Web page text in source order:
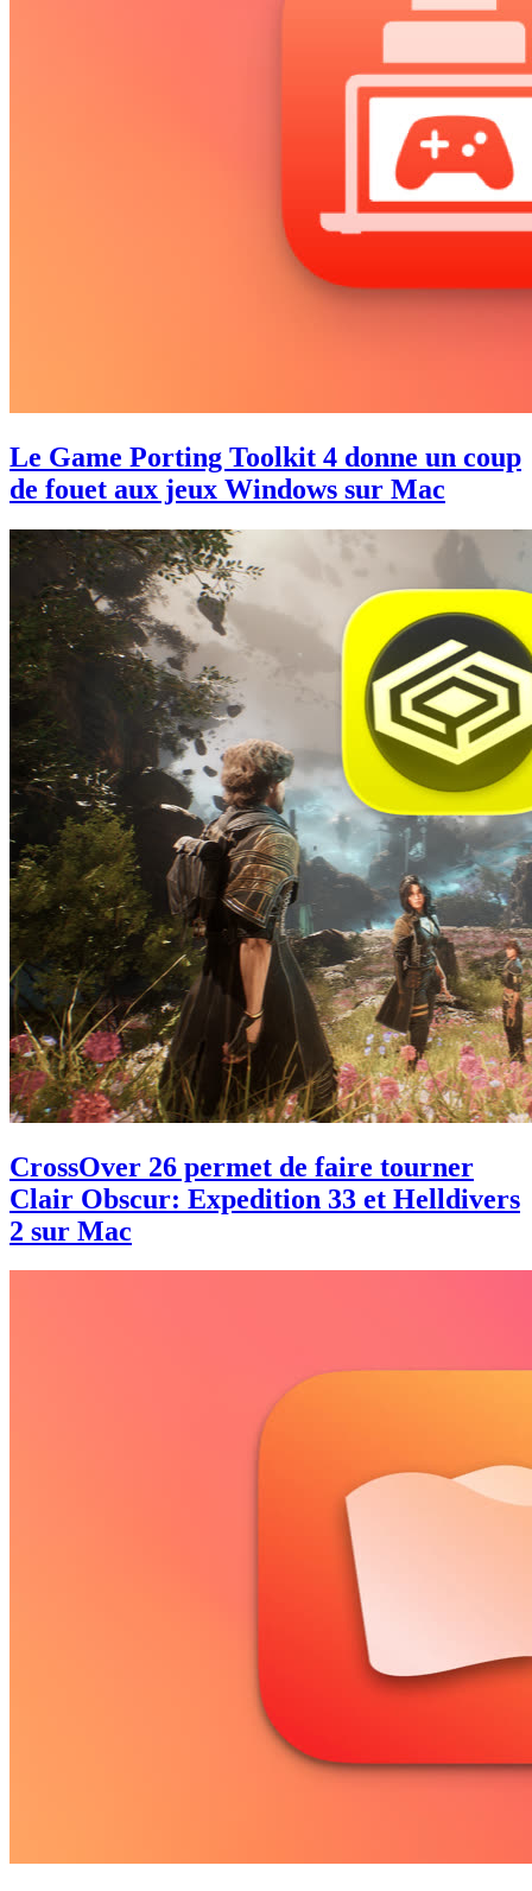
Le Game Porting Toolkit 4 donne un coup
de fouet aux jeux Windows sur Mac
CrossOver 26 permet de faire tourner
Clair Obscur: Expedition 33 et Helldivers
2 sur Mac